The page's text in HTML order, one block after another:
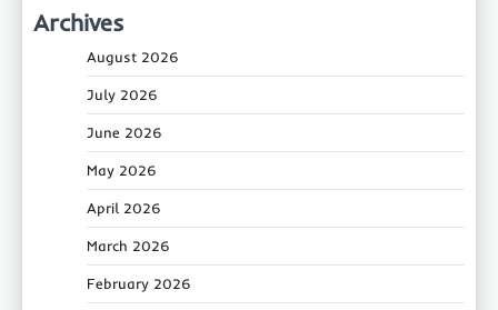
Archives
August 2026
July 2026
June 2026
May 2026
April 2026
March 2026
February 2026